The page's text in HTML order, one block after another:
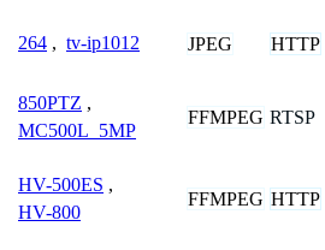
264 , tv-ip1012 JPEG HTTP
850PTZ ,
MC500L_5MP
FFMPEG RTSP
HV-500ES ,
HV-800
FFMPEG HTTP